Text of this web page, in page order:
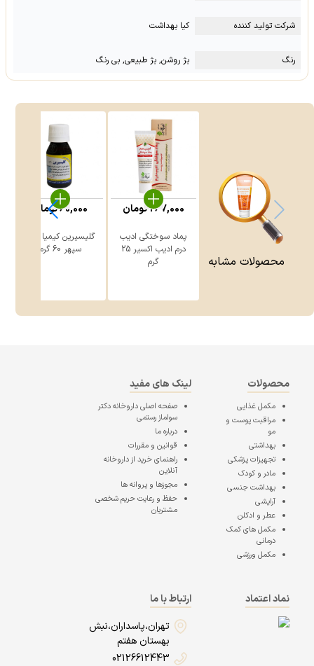
شرکت تولید کننده کیا بهداشت
رنگ بژ روشن, بژ طبیعی, بی رنگ
محصولات مشابه
پماد سوختگی ادیب
درم ادیب اکسیر 25
گرم
267,000تومان
گلیسیرین کیمیا دارو
سپهر 60 گرم
60,000تومان
محصولات
مکمل غذایی
مراقبت پوست و
مو
بهداشتی
تجهیزات پزشکی
مادر و کودک
بهداشت جنسی
آرایشی
عطر و ادکلن
مکمل های کمک
درمانی
مکمل ورزشی
لینک های مفید
صفحه اصلیداروخانه دکتر
سولماز رستمی
درباره ما
قوانین و مقررات
راهنمای خرید از داروخانه
آنلاین
مجوزها و پروانه ها
حفظ و رعایت حریم شخصی
مشتریان
نماد اعتماد
ارتباط با ما
تهران،پاسداران،نبش
بهستان هفتم
02126612443